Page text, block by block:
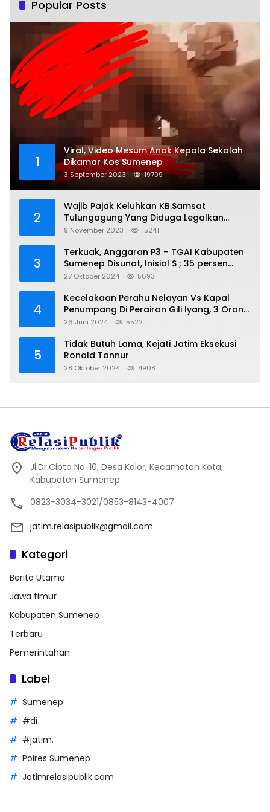
Popular Posts
1
Viral, Video Mesum Anak Kepala Sekolah
Dikamar Kos Sumenep
3 September 2023 19799
2
Wajib Pajak Keluhkan KB.Samsat
Tulungagung Yang Diduga Legalkan
Pungli
9 November 2023 15241
3
Terkuak, Anggaran P3 – TGAI Kabupaten
Sumenep Disunat, Inisial S ; 35 persen
Bagian Oknum DPR- RI
27 Oktober 2024 5693
4
Kecelakaan Perahu Nelayan Vs Kapal
Penumpang Di Perairan Gili Iyang, 3 Orang
Hilang
26 Juni 2024 5522
5
Tidak Butuh Lama, Kejati Jatim Eksekusi
Ronald Tannur
28 Oktober 2024 4908
Jl.Dr.Cipto No. 10, Desa Kolor, Kecamatan Kota,
Kabupaten Sumenep
0823-3034-3021/0853-8143-4007
jatim.relasipublik@gmail.com
Kategori
Berita Utama
Jawa timur
Kabupaten Sumenep
Terbaru
Pemerintahan
Label
Sumenep
#di
#jatim.
Polres Sumenep
Jatimrelasipublik.com